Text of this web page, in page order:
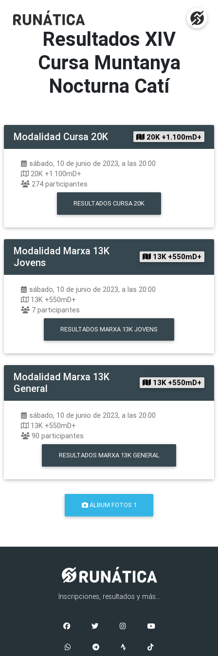
Resultados XIV
Cursa Muntanya
Nocturna Catí
Modalidad Cursa 20K 20K +1.100mD+
sábado, 10 de junio de 2023, a las 20:00
20K +1.100mD+
274 participantes
RESULTADOS CURSA 20K
Modalidad Marxa 13K
Jovens
13K +550mD+
sábado, 10 de junio de 2023, a las 20:00
13K +550mD+
7 participantes
RESULTADOS MARXA 13K JOVENS
Modalidad Marxa 13K
General
13K +550mD+
sábado, 10 de junio de 2023, a las 20:00
13K +550mD+
90 participantes
RESULTADOS MARXA 13K GENERAL
ÁLBUM FOTOS 1
Inscripciones, resultados y más...